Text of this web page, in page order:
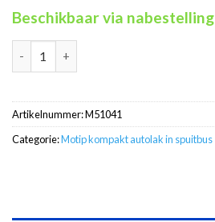
Beschikbaar via nabestelling
Artikelnummer:M51041
Categorie:Motip kompakt autolak in spuitbus